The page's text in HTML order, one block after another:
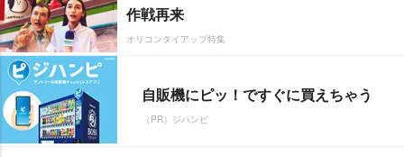
作戦再来
オリコンタイアップ特集
自販機にピッ！ですぐに買えちゃう
（PR）ジハンピ